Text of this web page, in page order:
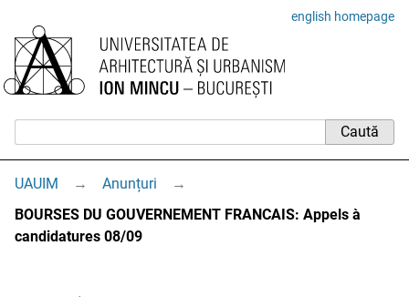
english homepage
UAUIM → Anunțuri
→
BOURSES DU GOUVERNEMENT FRANCAIS: Appels à
candidatures 08/09